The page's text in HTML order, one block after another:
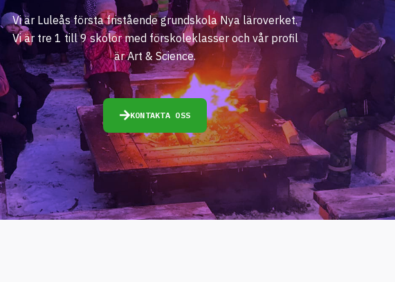
Vi är Luleås första fristående grundskola Nya läroverket.
Vi är tre 1 till 9 skolor med förskoleklasser och vår profil
är Art & Science.
KONTAKTA OSS